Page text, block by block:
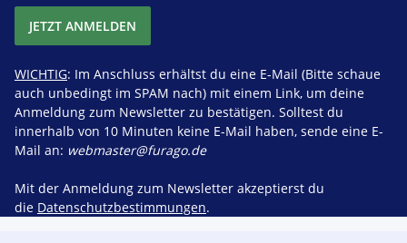
JETZT ANMELDEN
WICHTIG: Im Anschluss erhältst du eine E-Mail (Bitte schaue
auch unbedingt im SPAM nach) mit einem Link, um deine
Anmeldung zum Newsletter zu bestätigen. Solltest du
innerhalb von 10 Minuten keine E-Mail haben, sende eine E-
Mail an: webmaster@furago.de
Mit der Anmeldung zum Newsletter akzeptierst du
die Datenschutzbestimmungen.